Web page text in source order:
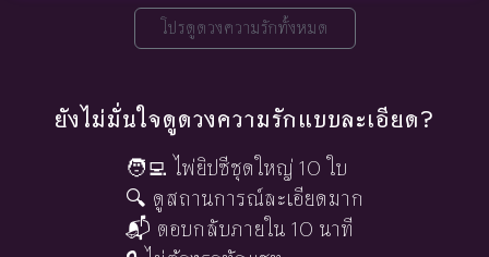
โปรดูดวงความรักทั้งหมด
ยังไม่มั่นใจดูดวงความรักแบบละเอียด?
🧑‍💻 ไพ่ยิปซีชุดใหญ่ 10 ใบ
🔍 ดูสถานการณ์ละเอียดมาก
📬 ตอบกลับภายใน 10 นาที